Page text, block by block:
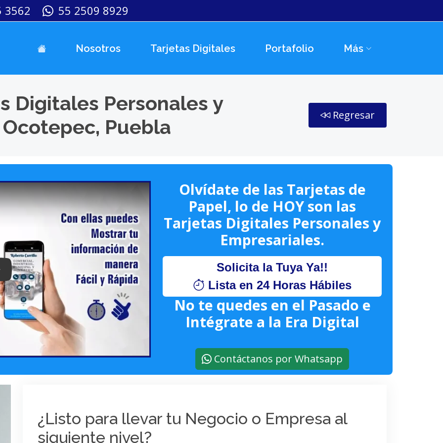
3562 55 2509 8929
Nosotros Tarjetas Digitales Portafolio Más
Digitales Personales y
Puebla
Regresar
Keynote (Google I/O '18)
Olvídate de las Tarjetas de
Papel, lo de HOY son las
Tarjetas Digitales Personales y
Empresariales.
Solicita la Tuya Ya!!
Lista en 24 Horas Hábiles
No te quedes en el Pasado e
Intégrate a la Era Digital
Contáctanos por Whatsapp
¿Listo para llevar tu Negocio o Empresa al
siguiente nivel?